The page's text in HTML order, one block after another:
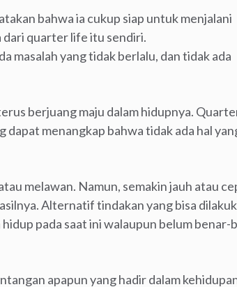
bahwa ia cukup siap untuk menjalani
dari quarter life itu sendiri.
masalah yang tidak berlalu, dan tidak ada
berjuang maju dalam hidupnya.
menangkap bahwa tidak ada hal
melawan. Namun, semakin jauh atau
Alternatif tindakan yang bisa
pada saat ini walaupun belum benar-
apapun yang hadir dalam